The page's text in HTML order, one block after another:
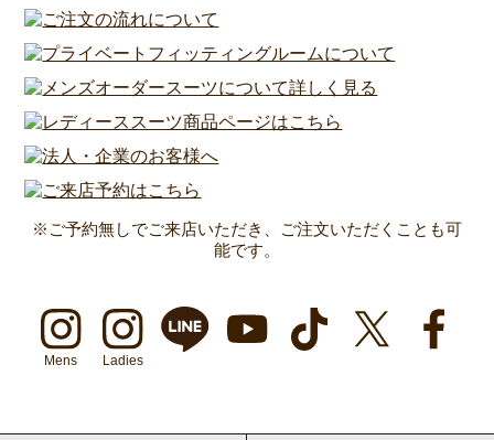
※ご予約無しでご来店いただき、ご注文いただくことも可
能です。
Mens Ladies